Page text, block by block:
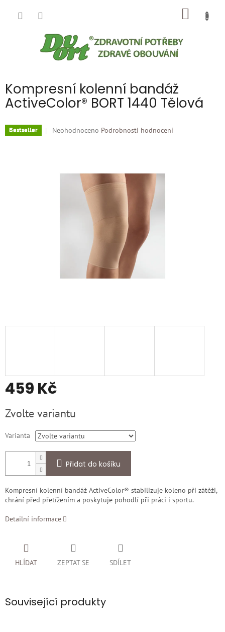
Kompresní kolenní bandáž
ActiveColor® BORT 1440 Tělová
Bestseller
Průměrné
Neohodnoceno Podrobnosti hodnocení
459 Kč
cena:
Zvolte variantu
Varianta
Přidat do košíku
Kompresní kolenní bandáž ActiveColor® stabilizuje koleno při zátěži,
chrání před přetížením a poskytuje pohodlí při práci i sportu.
Detailní informace
ZEPTAT SE
HLÍDAT SDÍLET
Související produkty